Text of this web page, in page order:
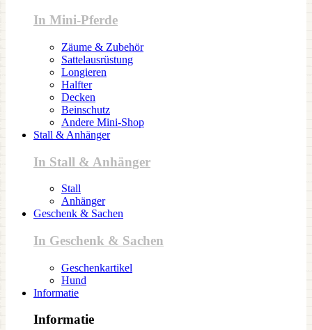
In Mini-Pferde
Zäume & Zubehör
Sattelausrüstung
Longieren
Halfter
Decken
Beinschutz
Andere Mini-Shop
Stall & Anhänger
In Stall & Anhänger
Stall
Anhänger
Geschenk & Sachen
In Geschenk & Sachen
Geschenkartikel
Hund
Informatie
Informatie